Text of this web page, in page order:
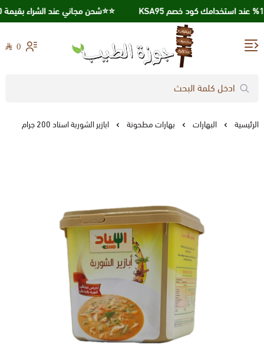
⭐️⭐️شحن مجاني عند الشراء بقيمة 250 ريال ⭐️⭐️ احصل علي خصم 10% عند استخدامك كود خصم KSA95
جوزة الطيب 0
الرئيسية البهارات بهارات مطحونة ابازير الشوربة اسناد 200 جرام